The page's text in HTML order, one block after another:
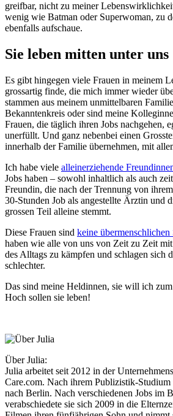
greifbar, nicht zu meiner
wenig wie Batman oder Superwoman, zu
ebenfalls aufschaue.
Sie leben mitten unter uns
Es gibt hingegen viele Frauen in meinem
grossartig finde, die mich immer wieder
stammen aus meinem unmittelbaren
Bekanntenkreis oder sind meine
Frauen, die täglich ihren Jobs nachgehen,
unerfüllt. Und ganz nebenbei einen
innerhalb der Familie übernehmen, mit
Ich habe viele alleinerziehende
Jobs haben – sowohl inhaltlich als auch
Freundin, die nach der Trennung von
30-Stunden Job als angestellte Ärztin und
grossen Teil alleine stemmt.
Diese Frauen sind keine übermenschlichen
haben wie alle von uns von Zeit zu Zeit
des Alltags zu kämpfen und schlagen sich
schlechter.
Das sind meine Heldinnen, sie will ich
Hoch sollen sie leben!
Über Julia:
Julia arbeitet seit 2012 in der
Care.com. Nach ihrem Publizistik-
nach Berlin. Nach verschiedenen Jobs im
verabschiedete sie sich 2009 in die